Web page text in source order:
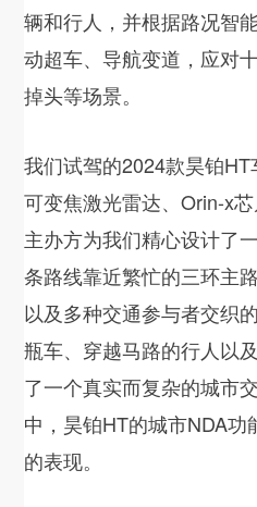
辆和行人，并根据路况智
动超车、导航变道，应对
掉头等场景。
我们试驾的2024款昊铂
可变焦激光雷达、Orin-x
主办方为我们精心设计了
条路线靠近繁忙的三环主
以及多种交通参与者交织
瓶车、穿越马路的行人以
了一个真实而复杂的城市
中，昊铂HT的城市NDA
的表现。